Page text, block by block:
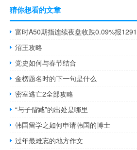
猜你想看的文章
富时A50期指连续夜盘收跌0.09%报
沼王攻略
党史如何与春节结合
金榜题名时的下一句是什么
密室逃亡2全部攻略
“与子偕臧”的出处是哪里
韩国留学之如何申请韩国的博士
过年最难忘的地方作文